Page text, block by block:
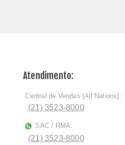
Atendimento:
ﾠCentral de Vendas (All Nations):
(21) 3523-8000
SAC / RMA:
(21) 3523-8000